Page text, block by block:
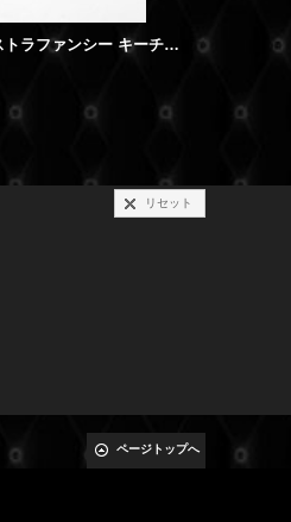
クロムハーツ エクストラファンシー キーチェーン ショート クリップバネ交換 修理
リセット
ページトップへ